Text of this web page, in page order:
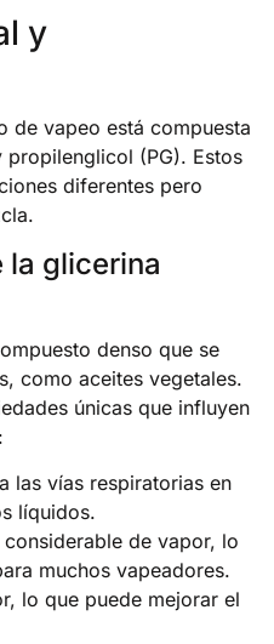
y
de vapeo está compuesta
(PG). Estos
diferentes pero
la glicerina
denso que se
como aceites vegetales.
únicas que influyen
las vías respiratorias en
líquidos.
de vapor, lo
muchos vapeadores.
lo que puede mejorar el